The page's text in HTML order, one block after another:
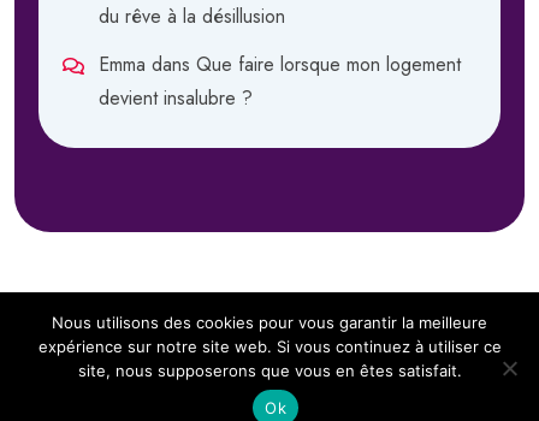
du rêve à la désillusion
Emma dans Que faire lorsque mon logement
devient insalubre ?
Sous Notre Toit.
Nous utilisons des cookies pour vous garantir la meilleure
expérience sur notre site web. Si vous continuez à utiliser ce
site, nous supposerons que vous en êtes satisfait.
Ok